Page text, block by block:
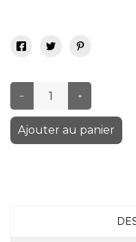
– +
Ajouter au panier